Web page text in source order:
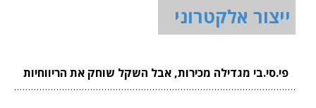
ייצור אלקטרוני
פי.סי.בי מגדילה מכירות, אבל השקל שוחק את הריווחיות